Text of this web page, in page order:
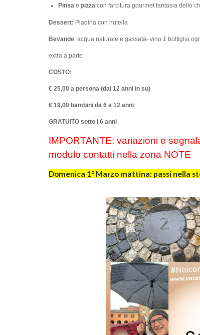
Pinsa epizza con farcitura gourmet fantasia dello
Dessert: Piadina con nutella
Bevande: acqua naturale e gassata- vino 1 bottiglia
extra a parte
COSTO:
€ 25,00 a persona (dai 12 anni in su)
€ 19,00 bambini da 6 a 12 anni
GRATUITO sotto i 6 anni
IMPORTANTE: variazioni e
modulo contatti nella zona NOTE
Domenica 1° Marzo mattina: passi nella